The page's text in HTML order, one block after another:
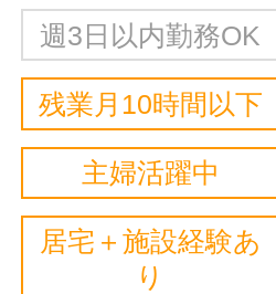
週3日以内勤務OK
残業月10時間以下
主婦活躍中
居宅＋施設経験あ
り